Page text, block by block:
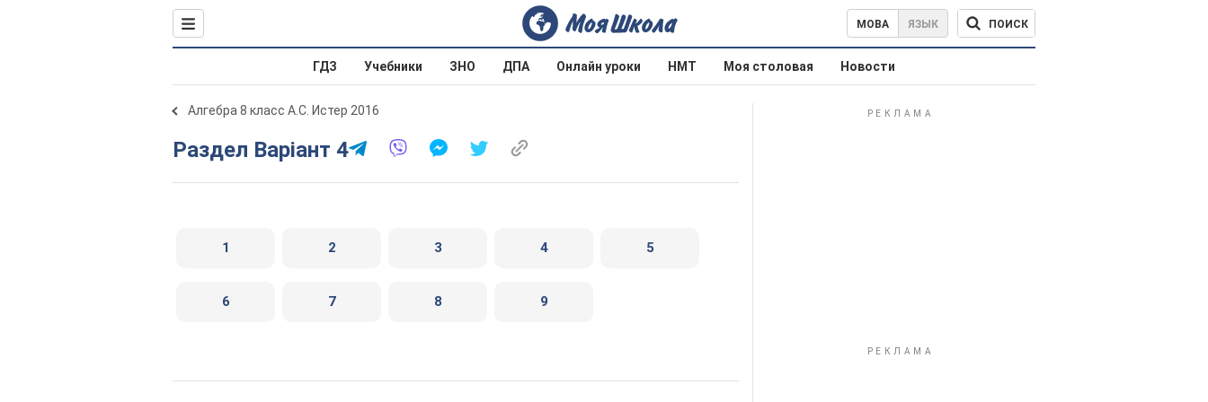
МОВА ЯЗЫК ПОИСК
ГДЗ Учебники ЗНО ДПА Онлайн уроки НМТ Моя столовая Новости
Алгебра 8 класс А.С. Истер 2016
Раздел Варіант 4
1 2 3 4 5
6 7 8 9